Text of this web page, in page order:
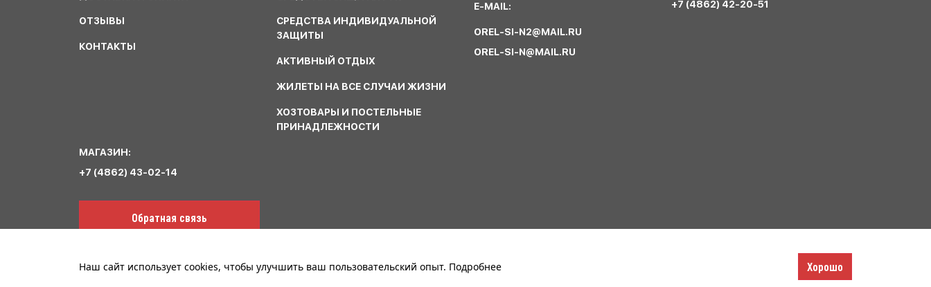
ОТЗЫВЫ
КОНТАКТЫ
СРЕДСТВА ИНДИВИДУАЛЬНОЙ
ЗАЩИТЫ
АКТИВНЫЙ ОТДЫХ
ЖИЛЕТЫ НА ВСЕ СЛУЧАИ ЖИЗНИ
ХОЗТОВАРЫ И ПОСТЕЛЬНЫЕ
ПРИНАДЛЕЖНОСТИ
E-MAIL:
OREL-SI-N2@MAIL.RU
OREL-SI-N@MAIL.RU
+7 (4862) 42-20-51
МАГАЗИН:
+7 (4862) 43-02-14
Обратная связь
Разработка сайта – Инфо-Сити
Наш сайт использует cookies, чтобы улучшить ваш пользовательский опыт. Подробнее Хорошо